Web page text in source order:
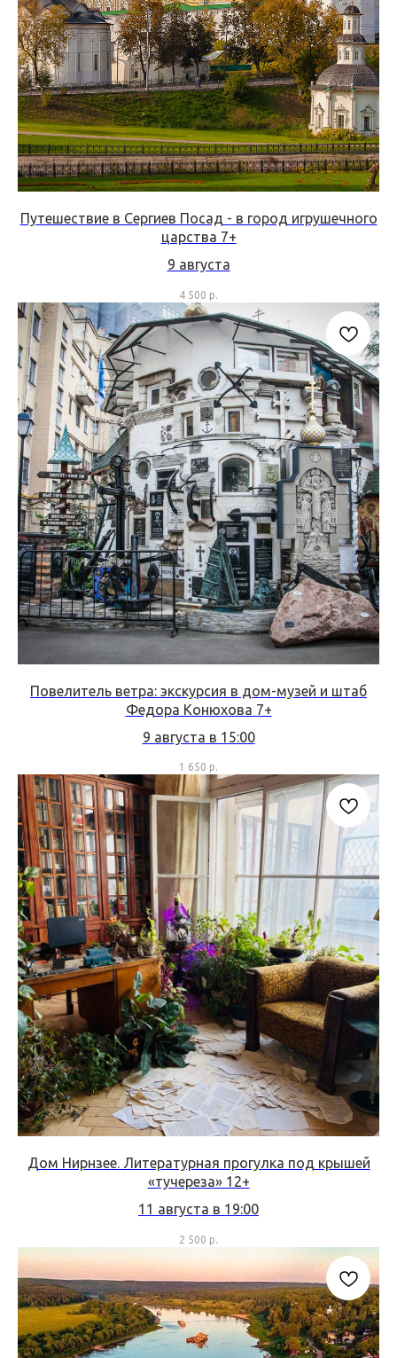
Путешествие в Сергиев Посад - в город игрушечного
царства 7+
9 августа
4 500 р.
Повелитель ветра: экскурсия в дом-музей и штаб
Федора Конюхова 7+
9 августа в 15:00
1 650 р.
Дом Нирнзее. Литературная прогулка под крышей
«тучереза» 12+
11 августа в 19:00
2 500 р.